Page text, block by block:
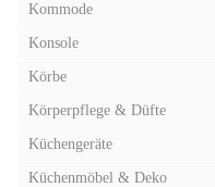
Kommode
Konsole
Körbe
Körperpflege & Düfte
Küchengeräte
Küchenmöbel & Deko